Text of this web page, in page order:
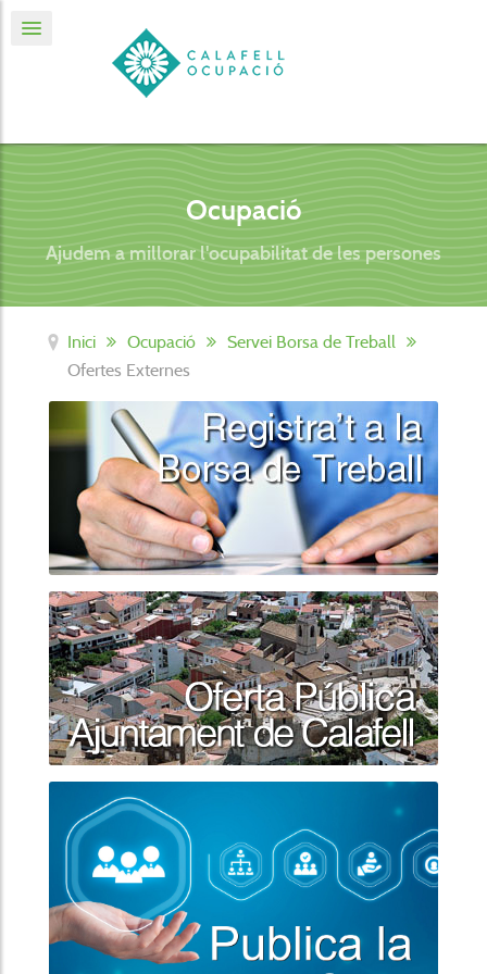
Ocupació
Ajudem a millorar l'ocupabilitat de les persones
Inici Ocupació
Servei Borsa de Treball
Ofertes Externes